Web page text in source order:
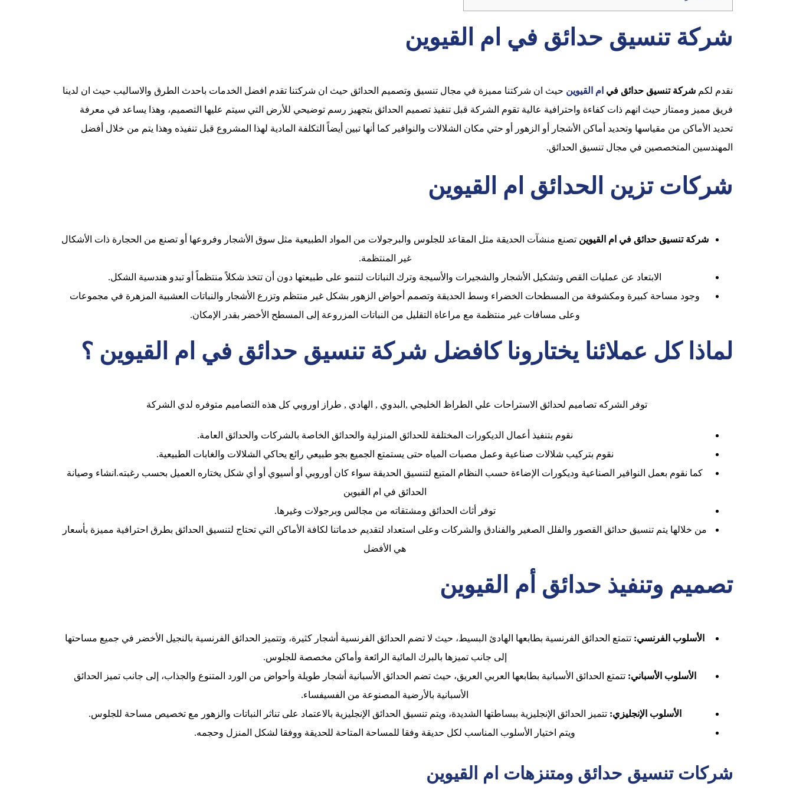
شركة تنسيق حدائق في ام القيوين
نقدم لكم شركة تنسيق حدائق في ام القيوين حيث ان شركتنا مميزة في مجال تنسيق وتصميم الحدائق حيث ان شركتنا تقدم افضل الخدمات باحدث الطرق والاساليب حيث ان لدينا
فريق مميز وممتاز حيث انهم ذات كفاءة واحترافية عالية تقوم الشركة قبل تنفيذ تصميم الحدائق بتجهيز رسم توضيحي للأرض التي سيتم عليها التصميم، وهذا يساعد في معرفة
تحديد الأماكن من مقياسها وتحديد أماكن الأشجار أو الزهور أو حتي مكان الشلالات والنوافير كما أنها تبين أيضاً التكلفة المادية لهذا المشروع قبل تنفيذه وهذا يتم من خلال أفضل
المهندسين المتخصصين في مجال تنسيق الحدائق.
شركات تزين الحدائق ام القيوين
شركة تنسيق حدائق في ام القيوينتصنع منشآت الحديقة مثل المقاعد للجلوس والبرجولات من المواد الطبيعية مثل سوق الأشجار وفروعها أو تصنع من الحجارة ذات الأشكال
غير المنتظمة.
الابتعاد عن عمليات القص وتشكيل الأشجار والشجيرات والأسيجة وترك النباتات لتنمو على طبيعتها دون أن تتخذ شكلاً منتظماً أو تبدو هندسية الشكل.
وجود مساحة كبيرة ومكشوفة من المسطحات الخضراء وسط الحديقة وتصمم أحواض الزهور بشكل غير منتظم وتزرع الأشجار والنباتات العشبية المزهرة في مجموعات
وعلى مسافات غير منتظمة مع مراعاة التقليل من النباتات المزروعة إلى المسطح الأخضر بقدر الإمكان.
لماذا كل عملائنا يختارونا كافضل شركة تنسيق حدائق في ام القيوين ؟
توفر الشركه تصاميم لحدائق الاستراحات علي الطراظ الخليجي ,البدوي , الهادي , طراز اوروبي كل هذه التصاميم متوفره لدي الشركة
نقوم بتنفيذ أعمال الديكورات المختلفة للحدائق المنزلية والحدائق الخاصة بالشركات والحدائق العامة.
نقوم بتركيب شلالات صناعية وعمل مصبات المياه حتى يستمتع الجميع بجو طبيعي رائع يحاكي الشلالات والغابات الطبيعية.
كما نقوم بعمل النوافير الصناعية وديكورات الإضاءة حسب النظام المتبع لتنسيق الحديقة سواء كان أوروبي أو أسيوي أو أي شكل يختاره العميل بحسب رغبته.انشاء وصيانة
الحدائق في ام القيوين
توفر أثاث الحدائق ومشتقاته من مجالس وبرجولات وغيرها.
من خلالها يتم تنسيق حدائق القصور والفلل الصغير والفنادق والشركات وعلى استعداد لتقديم خدماتنا لكافة الأماكن التي تحتاج لتنسيق الحدائق بطرق احترافية مميزة بأسعار
هي الأفضل
تصميم وتنفيذ حدائق أم القيوين
الأسلوب الفرنسي: تتمتع الحدائق الفرنسية بطابعها الهادئ البسيط، حيث لا تضم الحدائق الفرنسية أشجار كثيرة، وتتميز الحدائق الفرنسية بالنجيل الأخضر في جميع مساحتها
إلى جانب تميزها بالبرك المائية الرائعة وأماكن مخصصة للجلوس.
الأسلوب الأسباني: تتمتع الحدائق الأسبانية بطابعها العربي العريق، حيث تضم الحدائق الأسبانية أشجار طويلة وأحواض من الورد المتنوع والجذاب، إلى جانب تميز الحدائق
الأسبانية بالأرضية المصنوعة من الفسيفساء.
الأسلوب الإنجليزي: تتميز الحدائق الإنجليزية ببساطتها الشديدة، ويتم تنسيق الحدائق الإنجليزية بالاعتماد على تناثر النباتات والزهور مع تخصيص مساحة للجلوس.
ويتم اختيار الأسلوب المناسب لكل حديقة وفقا للمساحة المتاحة للحديقة ووفقا لشكل المنزل وحجمه.
شركات تنسيق حدائق ومتنزهات ام القيوين